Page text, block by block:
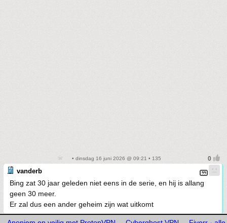
• dinsdag 16 juni 2026 @ 09:21 • 135
vanderb
Bing zat 30 jaar geleden niet eens in de serie, en hij is allang
geen 30 meer.
Er zal dus een ander geheim zijn wat uitkomt